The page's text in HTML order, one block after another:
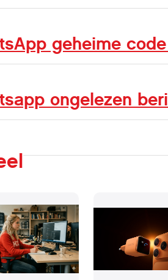
geheime
ongelezen